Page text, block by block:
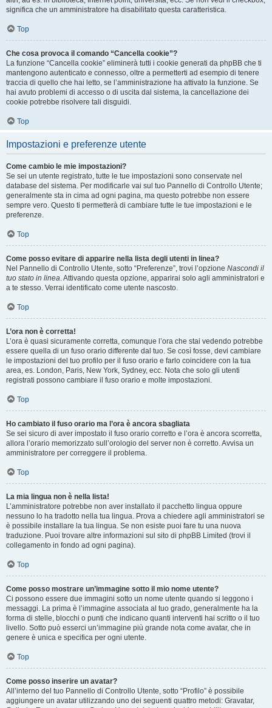
significa che un amministratore ha disabilitato questa caratteristica.
Top
Che cosa provoca il comando “Cancella cookie”?
La funzione “Cancella cookie” eliminerà tutti i cookie generati da phpBB che ti
mantengono autenticato e connesso, oltre a permetterti ad esempio di tenere
traccia di quello che hai letto, se l’amministrazione ha attivato la funzione. Se
hai avuto problemi di accesso o di uscita dal sistema, la cancellazione dei
cookie potrebbe risolvere tali disguidi.
Top
Impostazioni e preferenze utente
Come cambio le mie impostazioni?
Se sei un utente registrato, tutte le tue impostazioni sono conservate nel
database del sistema. Per modificarle vai sul tuo Pannello di Controllo Utente;
generalmente sta in cima ad ogni pagina, ma questo potrebbe non essere
sempre vero. Questo ti permetterà di cambiare tutte le tue impostazioni e le
preferenze.
Top
Come posso evitare di apparire nella lista degli utenti in linea?
Nel Pannello di Controllo Utente, sotto “Preferenze”, trovi l’opzione Nascondi il
tuo stato in linea. Attivando questa opzione, apparirai solo agli amministratori e
a te stesso. Verrai identificato come utente nascosto.
Top
L’ora non è corretta!
L’ora è quasi sicuramente corretta, comunque l’ora che stai vedendo potrebbe
essere quella di un fuso orario differente dal tuo. Se così fosse, devi cambiare
le impostazioni del tuo profilo per il fuso orario e farlo coincidere con la tua
area, es. London, Paris, New York, Sydney, ecc. Nota che solo gli utenti
registrati possono cambiare il fuso orario e molte impostazioni.
Top
Ho cambiato il fuso orario ma l’ora è ancora sbagliata
Se sei sicuro di aver impostato il fuso orario corretto e l’ora è ancora scorretta,
allora l’orario memorizzato sull’orologio del server non è corretto. Avvisa un
amministratore per correggere il problema.
Top
La mia lingua non è nella lista!
L’amministratore potrebbe non aver installato il pacchetto lingua oppure
nessuno lo ha tradotto nella tua lingua. Prova a chiedere agli amministratori se
è possibile installare la tua lingua. Se non esiste puoi fare tu una nuova
traduzione. Puoi trovare altre informazioni sul sito di phpBB Limited (trovi il
collegamento in fondo ad ogni pagina).
Top
Come posso mostrare un’immagine sotto il mio nome utente?
Ci possono essere due immagini sotto un nome utente quando si leggono i
messaggi. La prima è l’immagine associata al tuo grado, generalmente ha la
forma di stelle, blocchi o punti che indicano quanti interventi hai scritto o il tuo
livello. Sotto può esserci un’immagine più grande nota come avatar, che in
genere è unica e specifica per ogni utente.
Top
Come posso inserire un avatar?
All’interno del tuo Pannello di Controllo Utente, sotto “Profilo” è possibile
aggiungere un avatar utilizzando uno dei seguenti quattro metodi: Gravatar,